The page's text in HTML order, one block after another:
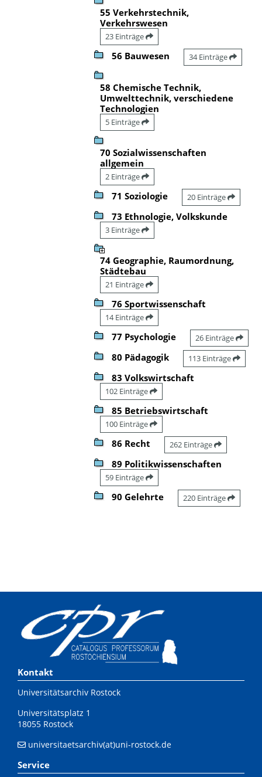
55 Verkehrstechnik,
Verkehrswesen
23 Einträge
56 Bauwesen 34 Einträge
58 Chemische Technik,
Umwelttechnik, verschiedene
Technologien
5 Einträge
70 Sozialwissenschaften
allgemein
2 Einträge
71 Soziologie 20 Einträge
73 Ethnologie, Volkskunde
3 Einträge
74 Geographie, Raumordnung,
Städtebau
21 Einträge
76 Sportwissenschaft
14 Einträge
77 Psychologie 26 Einträge
80 Pädagogik 113 Einträge
83 Volkswirtschaft
102 Einträge
85 Betriebswirtschaft
100 Einträge
86 Recht 262 Einträge
89 Politikwissenschaften
59 Einträge
90 Gelehrte 220 Einträge
Kontakt
Universitätsarchiv Rostock
Universitätsplatz 1
18055 Rostock
universitaetsarchiv(at)uni-rostock.de
Service